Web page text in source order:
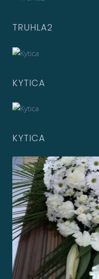
TRUHLA2
KYTICA
KYTICA